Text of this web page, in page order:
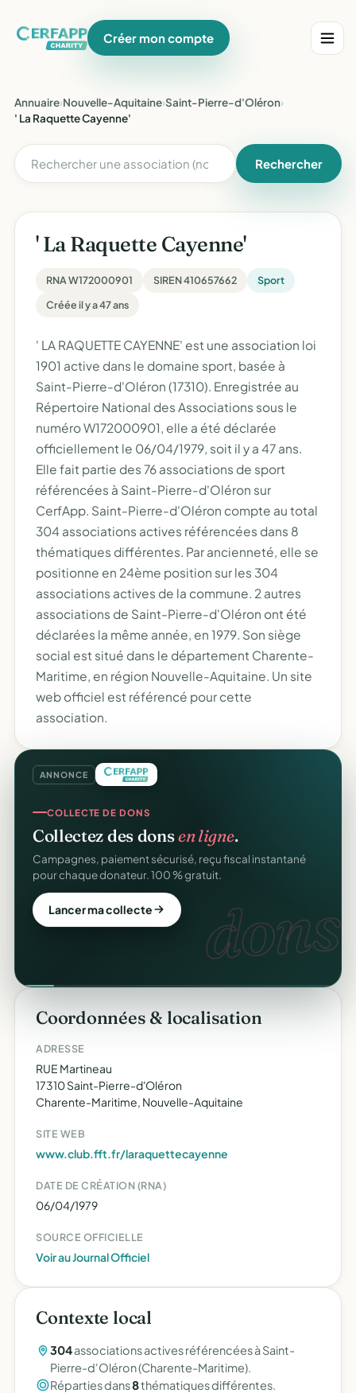
Créer mon compte
Annuaire›Nouvelle-Aquitaine›Saint-Pierre-d'Oléron›
' La Raquette Cayenne'
Rechercher
' La Raquette Cayenne'
RNA W172000901 SIREN 410657662
Sport
Créée il y a 47 ans
' LA RAQUETTE CAYENNE' est une association loi
1901 active dans le domaine sport, basée à
Saint-Pierre-d'Oléron (17310). Enregistrée au
Répertoire National des Associations sous le
numéro W172000901, elle a été déclarée
officiellement le 06/04/1979, soit il y a 47 ans.
Elle fait partie des 76 associations de sport
référencées à Saint-Pierre-d'Oléron sur
CerfApp. Saint-Pierre-d'Oléron compte au total
304 associations actives référencées dans 8
thématiques différentes. Par ancienneté, elle se
positionne en 24ème position sur les 304
associations actives de la commune. 2 autres
associations de Saint-Pierre-d'Oléron ont été
déclarées la même année, en 1979. Son siège
social est situé dans le département Charente-
Maritime, en région Nouvelle-Aquitaine. Un site
web officiel est référencé pour cette
association.
ANNONCE
dons.
COLLECTE DE DONS
Collectez des donsen ligne.
Campagnes, paiement sécurisé, reçu fiscal instantané
pour chaque donateur. 100 % gratuit.
Lancer ma collecte
Coordonnées & localisation
ADRESSE
RUE Martineau
17310 Saint-Pierre-d'Oléron
Charente-Maritime, Nouvelle-Aquitaine
SITE WEB
www.club.fft.fr/laraquettecayenne
DATE DE CRÉATION (RNA)
06/04/1979
SOURCE OFFICIELLE
Voir au Journal Officiel
Contexte local
304associations actives référencées à Saint-
Pierre-d'Oléron (Charente-Maritime).
Réparties dans8thématiques différentes.